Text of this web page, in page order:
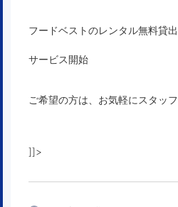
フードベストのレンタル無料貸
サービス開始
ご希望の方は、お気軽にスタッ
]]>